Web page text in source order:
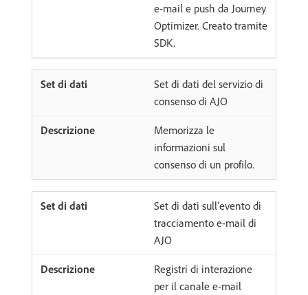
e-mail e push da Journey
Optimizer. Creato tramite
SDK.
Set di dati del servizio di
consenso di AJO
Memorizza le
informazioni sul
consenso di un profilo.
Set di dati sull’evento di
tracciamento e-mail di
AJO
Registri di interazione
per il canale e-mail